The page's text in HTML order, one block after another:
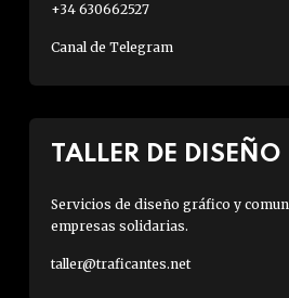
+34 630662527
Canal de Telegram
TALLER DE DISEÑO
Servicios de diseño gráfico y
empresas solidarias.
taller@traficantes.net